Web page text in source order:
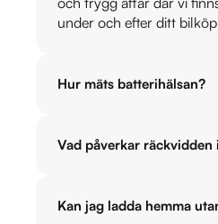
under och efter ditt
Hur mäts batterihälsan?
Vad påverkar
Kan jag ladda hemma